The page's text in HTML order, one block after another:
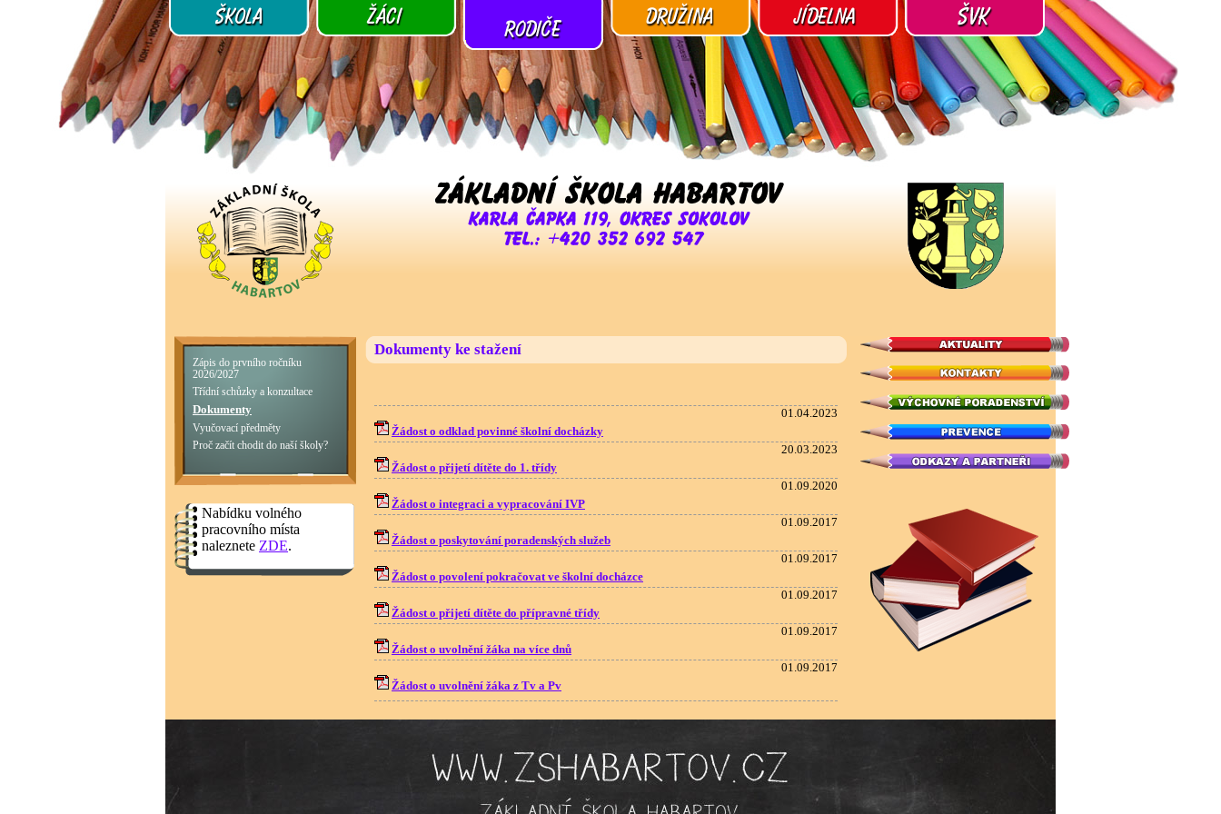
Zápis do prvního ročníku
2026/2027
Třídní schůzky a konzultace
Dokumenty
Vyučovací předměty
Proč začít chodit do naší školy?
Nabídku volného
pracovního místa
naleznete ZDE.
Dokumenty ke stažení
01.04.2023
Žádost o odklad povinné školní docházky
20.03.2023
Žádost o přijetí dítěte do 1. třídy
01.09.2020
Žádost o integraci a vypracování IVP
01.09.2017
Žádost o poskytování poradenských služeb
01.09.2017
Žádost o povolení pokračovat ve školní docházce
01.09.2017
Žádost o přijetí dítěte do přípravné třídy
01.09.2017
Žádost o uvolnění žáka na více dnů
01.09.2017
Žádost o uvolnění žáka z Tv a Pv